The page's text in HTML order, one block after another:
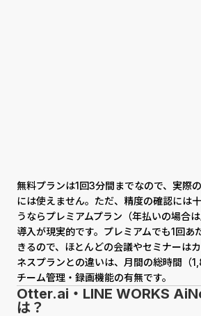
無料プランは1回3分間までなので、実際
には使えません。ただ、精度の確認には
うならプレミアムプラン（年払いの場合
導入が現実的です。プレミアムでも1回あ
きるので、ほとんどの会議やセミナーは
ネスプランとの違いは、月間の総時間（
チーム管理・録画機能の有無です。
Otter.ai ・LINE WORKS
は？